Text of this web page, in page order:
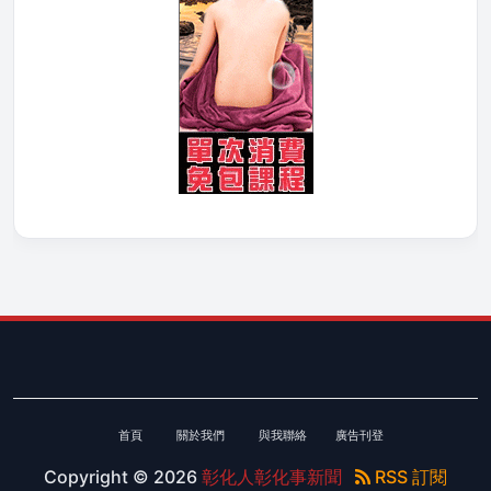
首頁 關於我們 與我聯絡 廣告刊登
Copyright © 2026 彰化人彰化事新聞 RSS 訂閱